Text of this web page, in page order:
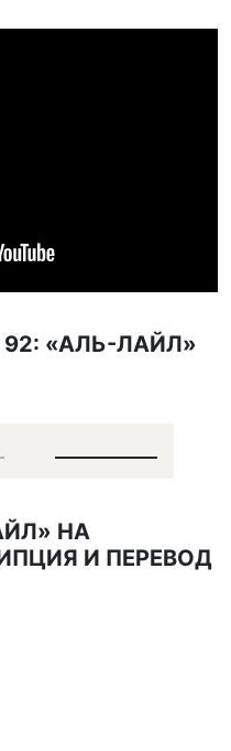
«АЛЬ-ЛАЙЛ»
НА
И ПЕРЕВОД